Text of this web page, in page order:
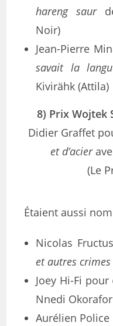
hareng saur
Noir)
Jean-Pierre
savait la
Kivirähk (Attila)
8) Prix Wojtek
Didier Graffet
et d’acier
(Le
Étaient aussi
Nicolas
et autres crimes
Joey Hi-Fi pour
Nnedi
Aurélien